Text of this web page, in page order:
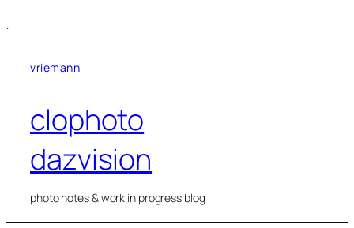
Inhalt
.
vriemann
clophoto
dazvision
photo notes & work in progress blog